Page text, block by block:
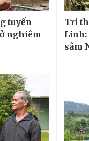
tuyến
nghiêm
Tri
Linh:
sâm